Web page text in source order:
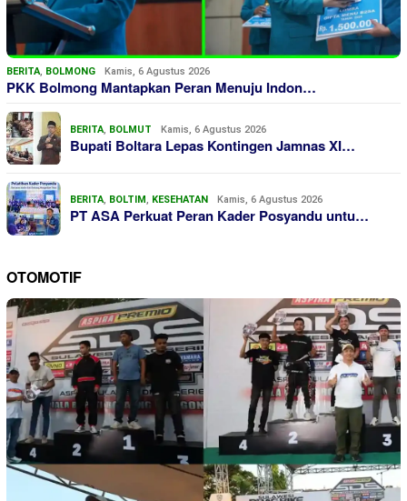
BERITA, BOLMONG Kamis, 6 Agustus 2026
PKK Bolmong Mantapkan Peran Menuju Indon…
BERITA, BOLMUT Kamis, 6 Agustus 2026
Bupati Boltara Lepas Kontingen Jamnas XI…
BERITA, BOLTIM, KESEHATAN Kamis, 6 Agustus 2026
PT ASA Perkuat Peran Kader Posyandu untu…
OTOMOTIF